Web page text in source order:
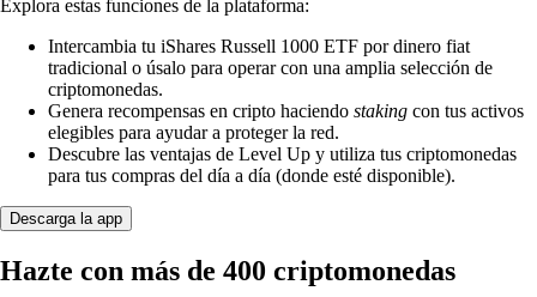
Explora estas funciones de la plataforma:
Intercambia tu iShares Russell 1000 ETF por dinero fiat
tradicional o úsalo para operar con una amplia selección de
criptomonedas.
Genera recompensas en cripto haciendo staking con tus activos
elegibles para ayudar a proteger la red.
Descubre las ventajas de Level Up y utiliza tus criptomonedas
para tus compras del día a día (donde esté disponible).
Descarga la app
Hazte con más de 400 criptomonedas